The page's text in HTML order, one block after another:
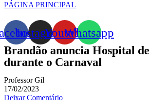
PÁGINA PRINCIPAL
InstagramYoutubeWhatsapp
Brandão anuncia Hospital
durante o Carnaval
Professor Gil
17/02/2023
Deixar Comentário